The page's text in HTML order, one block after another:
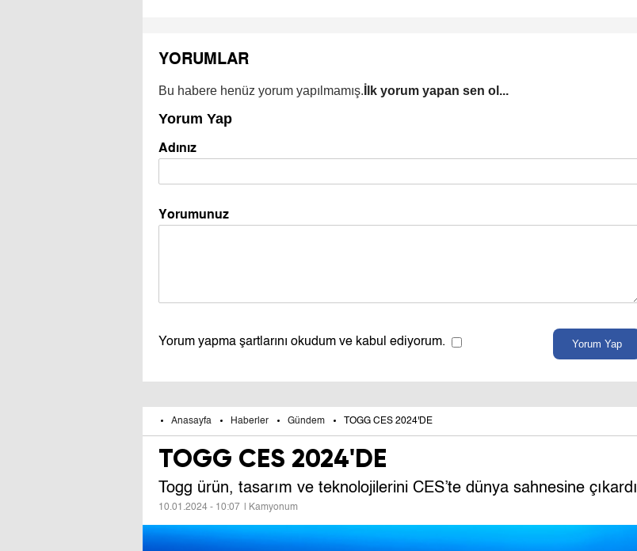
YORUMLAR
Bu habere henüz yorum yapılmamış. İlk yorum yapan sen ol...
Yorum Yap
Adınız
Yorumunuz
Yorum yapma şartlarını okudum ve kabul ediyorum. Yorum Yap
Anasayfa Haberler Gündem TOGG CES 2024'DE
TOGG CES 2024'DE
Togg ürün, tasarım ve teknolojilerini CES’te dünya sahnesine çıkardı
10.01.2024 - 10:07 | Kamyonum